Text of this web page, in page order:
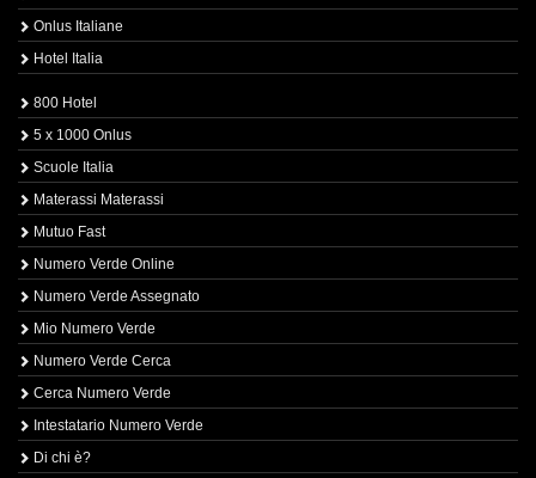
Onlus Italiane
Hotel Italia
800 Hotel
5 x 1000 Onlus
Scuole Italia
Materassi Materassi
Mutuo Fast
Numero Verde Online
Numero Verde Assegnato
Mio Numero Verde
Numero Verde Cerca
Cerca Numero Verde
Intestatario Numero Verde
Di chi è?